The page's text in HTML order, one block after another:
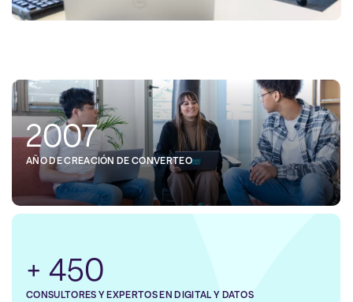
2007
AÑO DE CREACIÓN DE CONVERTEO
+ 450
CONSULTORES Y EXPERTOS EN DIGITAL Y DATOS